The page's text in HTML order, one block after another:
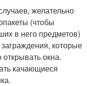
желательно
(чтобы
в него предметов)
которые
окна.
качающиеся